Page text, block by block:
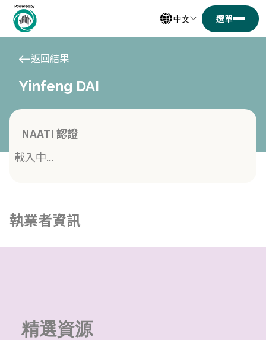
中文
返回結果
Yinfeng DAI
NAATI 認證
載入中...
執業者資訊
精選資源